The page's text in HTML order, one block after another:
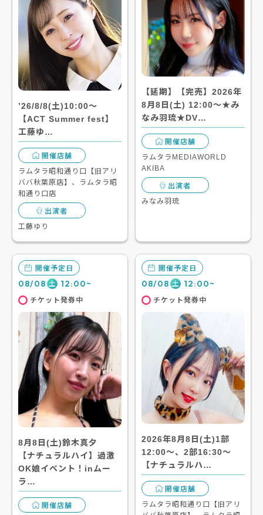
’26/8/8(土)10:00～
【ACT Summer fest】
工藤ゆ…
開催店舗
ラムタラ昭和通り口【旧アリ
ババ秋葉原店】、ラムタラ昭
和通り口店
出演者
工藤ゆり
【延期】【完売】2026年
8月8日(土) 12:00～★み
なみ羽琉★DV…
開催店舗
ラムタラMEDIAWORLD
AKIBA
出演者
みなみ羽琉
開催予定日
08/08 土 12:00~
チケット発券中
8月8日(土)鈴木真夕
【ナチュラルハイ】過激
OK娘イベント！inムー
ラ…
開催店舗
開催予定日
08/08 土 12:00~
チケット発券中
2026年8月8日(土)1部
12:00～、2部16:30～
【ナチュラルハ…
開催店舗
ラムタラ昭和通り口【旧アリ